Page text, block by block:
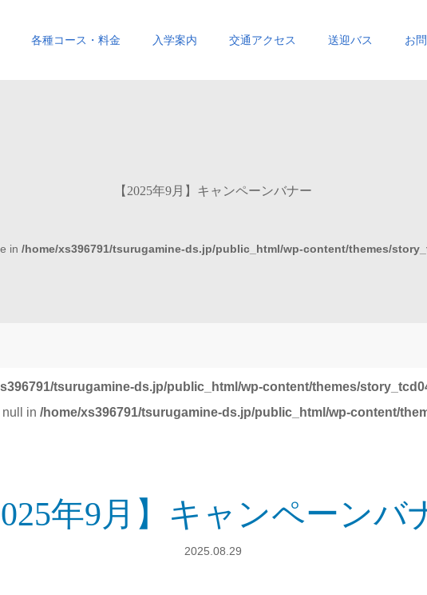
各種コース・料金 入学案内 交通アクセス 送迎バス お
【2025年9月】キャンペーンバナー
in /home/xs396791/tsurugamine-ds.jp/public_html/wp-content/themes/
tsurugamine-ds.jp/public_html/wp-content/themes/
null in /home/xs396791/tsurugamine-ds.jp/public_html/wp-content/
年9月】キャンペーンバ
2025.08.29